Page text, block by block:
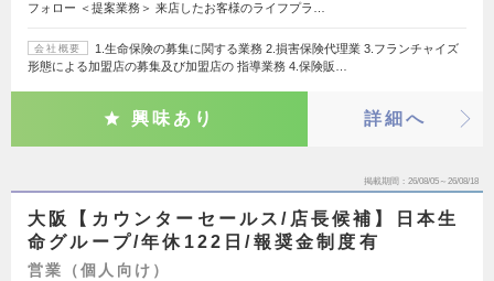
フォロー ＜提案業務＞ 来店したお客様のライフプラ…
会社概要
1.生命保険の募集に関する業務 2.損害保険代理業 3.フランチャイズ
形態による加盟店の募集及び加盟店の 指導業務 4.保険販…
興味あり 詳細へ
掲載期間 26/08/05～26/08/18
大阪【カウンターセールス/店長候補】日本生
命グループ/年休122日/報奨金制度有
営業（個人向け）